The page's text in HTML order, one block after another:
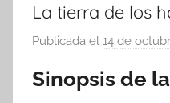
La tierra de los
Publicada el 14 de
Sinopsis de